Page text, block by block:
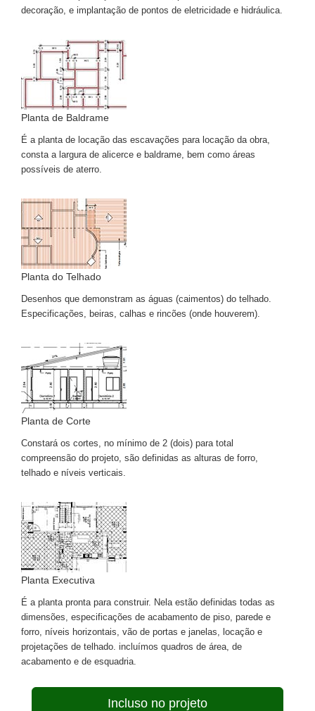
decoração, e implantação de pontos de eletricidade e hidráulica.
Planta de Baldrame
É a planta de locação das escavações para locação da obra,
consta a largura de alicerce e baldrame, bem como áreas
possíveis de aterro.
Planta do Telhado
Desenhos que demonstram as águas (caimentos) do telhado.
Especificações, beiras, calhas e rincões (onde houverem).
Planta de Corte
Constará os cortes, no mínimo de 2 (dois) para total
compreensão do projeto, são definidas as alturas de forro,
telhado e níveis verticais.
Planta Executiva
É a planta pronta para construir. Nela estão definidas todas as
dimensões, especificações de acabamento de piso, parede e
forro, níveis horizontais, vão de portas e janelas, locação e
projetações de telhado. incluímos quadros de área, de
acabamento e de esquadria.
Incluso no projeto